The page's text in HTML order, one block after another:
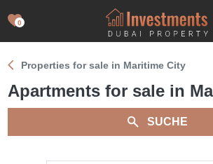
0
Properties for sale in Maritime City
Apartments for sale in
SUCHE